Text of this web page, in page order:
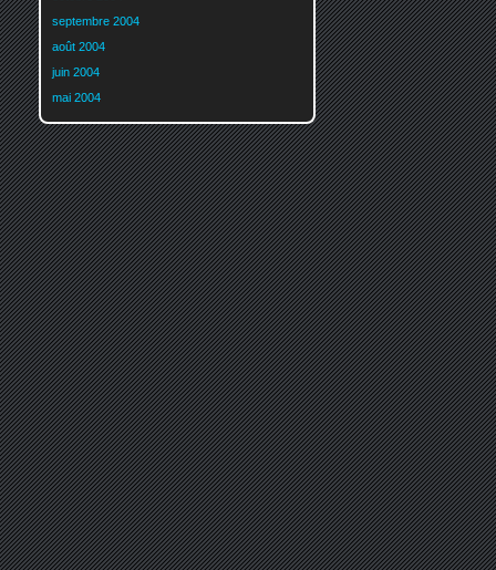
septembre 2004
août 2004
juin 2004
mai 2004